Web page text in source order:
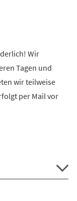
Wir
Tagen und
wir teilweise
per Mail vor